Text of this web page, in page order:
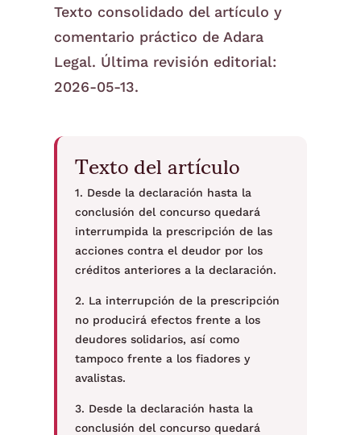
Texto consolidado del artículo y
comentario práctico de Adara
Legal. Última revisión editorial:
2026-05-13.
Texto del artículo
1. Desde la declaración hasta la
conclusión del concurso quedará
interrumpida la prescripción de las
acciones contra el deudor por los
créditos anteriores a la declaración.
2. La interrupción de la prescripción
no producirá efectos frente a los
deudores solidarios, así como
tampoco frente a los fiadores y
avalistas.
3. Desde la declaración hasta la
conclusión del concurso quedará